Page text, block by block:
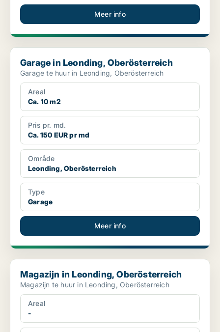
Meer info
Garage in Leonding, Oberösterreich
Garage in Leonding, Oberösterreich
Garage te huur in Leonding, Oberösterreich
Areal
Ca. 10 m2
Pris pr. md.
Ca. 150 EUR pr md
Område
Leonding, Oberösterreich
Type
Garage
Meer info
Magazijn in Leonding, Oberösterreich
Magazijn in Leonding, Oberösterreich
Magazijn te huur in Leonding, Oberösterreich
Areal
-